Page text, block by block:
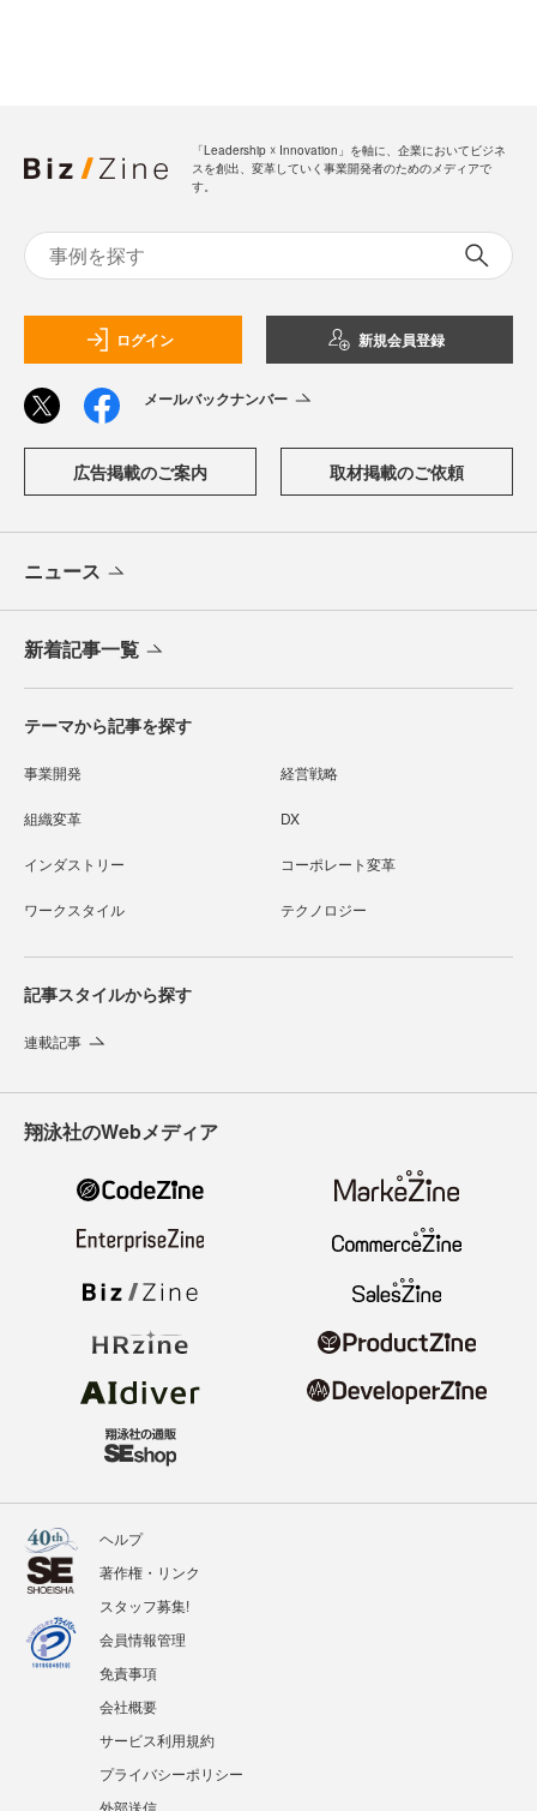
「Leadership ☓ Innovation」を軸に、企業においてビジネ
スを創出、変革していく事業開発者のためのメディアで
す。
ログイン 新規会員登録
メールバックナンバー
広告掲載のご案内 取材掲載のご依頼
ニュース
新着記事一覧
テーマから記事を探す
事業開発 経営戦略
組織変革 DX
インダストリー コーポレート変革
ワークスタイル テクノロジー
記事スタイルから探す
連載記事
翔泳社のWebメディア
ヘルプ
著作権・リンク
スタッフ募集!
会員情報管理
免責事項
会社概要
サービス利用規約
プライバシーポリシー
外部送信